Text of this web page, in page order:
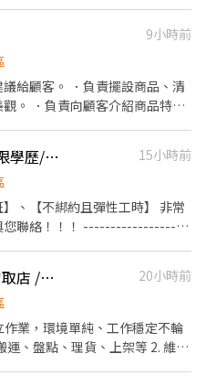
存量及撰寫當日業務報表。9小時前
給顧客。 ．負責擺設商品、清
。 ．負責向顧客介紹商品特
品存量及撰寫當日業務報表。
【大安_蝦皮門市】長期【不限學歷/兼職】快速錄取TO
15小時前
、【不綁約且彈性工時】 非常
您聯絡！！！ -------------------
帳等服務 4.維持門市作業區環
支援佳 --------------------------
<有人店> 【早班】
🦐門市自選【大安】🦐蝦皮智取店 /免經驗、快速報到 💰時薪 259 - 299
20小時前
業，環境單純、工作穩定不輪
運、盤點、理貨、上架等 2. 維持